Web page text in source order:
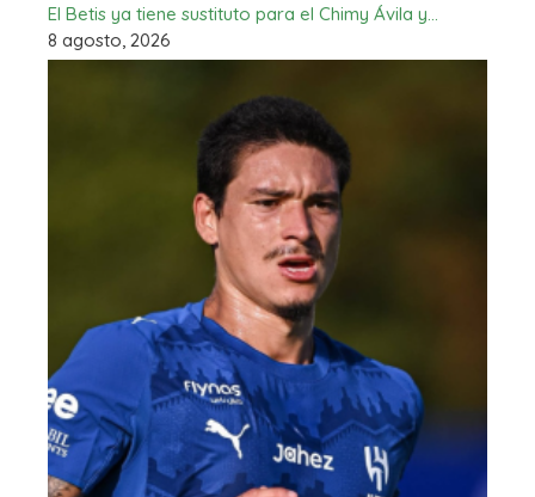
El Betis ya tiene sustituto para el Chimy Ávila y…
8 agosto, 2026